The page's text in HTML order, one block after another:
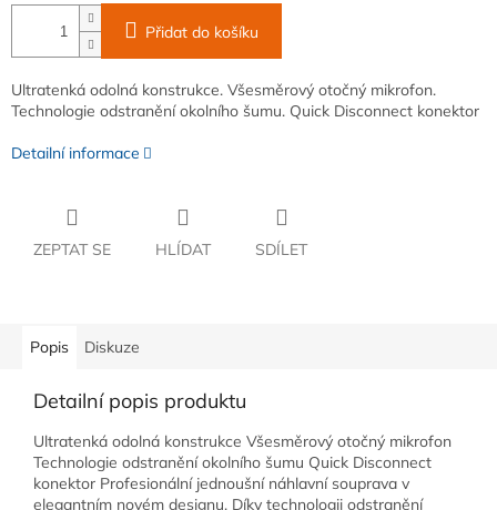
Přidat do košíku
Ultratenká odolná konstrukce. Všesměrový otočný mikrofon.
Technologie odstranění okolního šumu. Quick Disconnect konektor
Detailní informace
ZEPTAT SE HLÍDAT SDÍLET
Popis Diskuze
Detailní popis produktu
Ultratenká odolná konstrukce Všesměrový otočný mikrofon
Technologie odstranění okolního šumu Quick Disconnect
konektor Profesionální jednoušní náhlavní souprava v
elegantním novém designu. Díky technologii odstranění